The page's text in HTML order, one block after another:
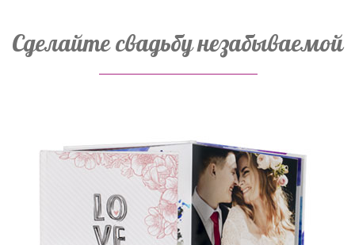
Сделайте свадьбу незабываемой